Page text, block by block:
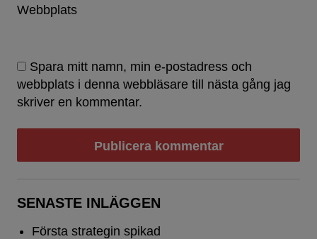
Webbplats
Spara mitt namn, min e-postadress och
webbplats i denna webbläsare till nästa gång jag
skriver en kommentar.
SENASTE INLÄGGEN
Första strategin spikad